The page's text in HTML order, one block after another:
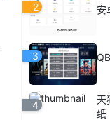
2
安
3
4
天
纸